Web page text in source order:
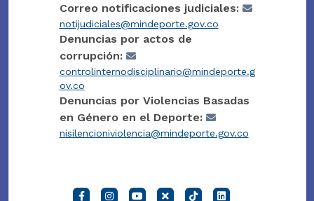
Correo notificaciones judiciales:
notijudiciales@mindeporte.gov.co
Denuncias por actos de
corrupción:
controlinternodisciplinario@mindeporte.g
ov.co
Denuncias por Violencias Basadas
en Género en el Deporte:
nisilencioniviolencia@mindeporte.gov.co